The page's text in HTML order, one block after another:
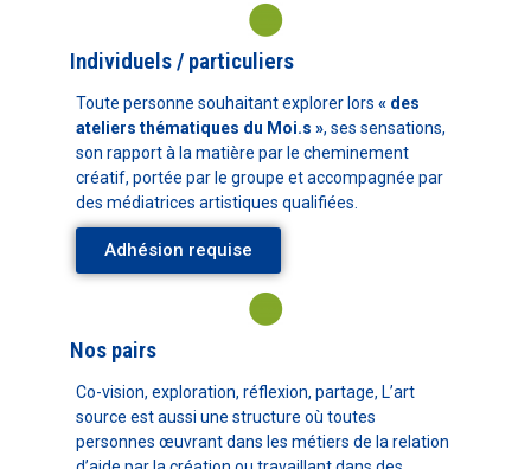
Individuels / particuliers
Toute personne souhaitant explorer lors « des
ateliers thématiques du Moi.s », ses sensations,
son rapport à la matière par le cheminement
créatif, portée par le groupe et accompagnée par
des médiatrices artistiques qualifiées.
Adhésion requise
Nos pairs
Co-vision, exploration, réflexion, partage, L’art
source est aussi une structure où toutes
personnes œuvrant dans les métiers de la relation